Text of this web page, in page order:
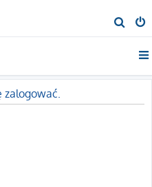
z
j
zalogować.